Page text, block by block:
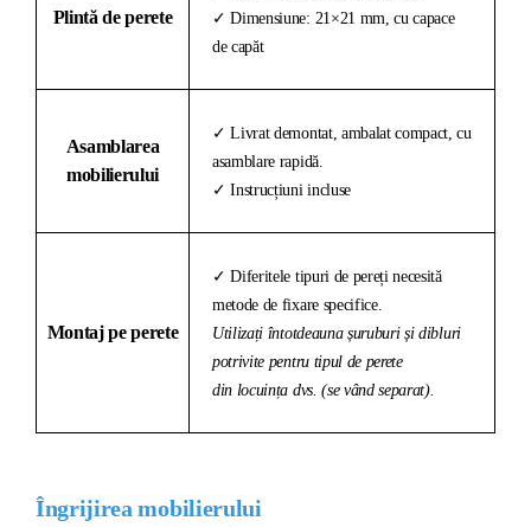
Plintă de perete
✓ Dimensiune: 21×21 mm, cu capace
de capăt
Asamblarea
mobilierului
✓ Livrat demontat, ambalat compact, cu
asamblare rapidă.
✓ Instrucțiuni incluse
Montaj pe perete
✓ Diferitele tipuri de pereți necesită
metode de fixare specifice.
Utilizați întotdeauna șuruburi și dibluri
potrivite pentru tipul de perete
din locuința dvs. (se vând separat).
Îngrijirea mobilierului